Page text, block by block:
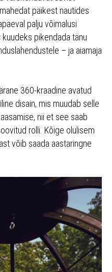
päikest nautides
palju võimalusi
pikendada tänu
– ja aiamaja
360-kraadine avatud
disain, mis muudab selle
nii et see saab
rolli. Kõige olulisem
võib saada aastaringne